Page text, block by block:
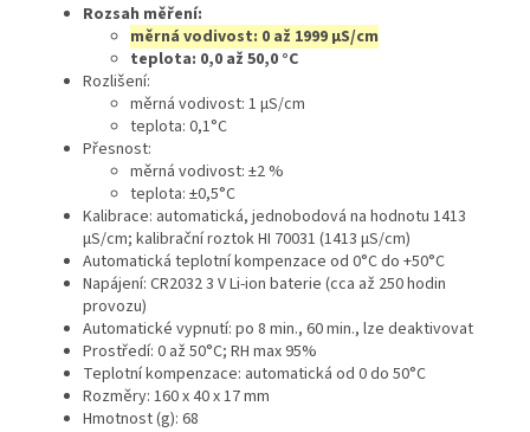
Rozsah měření:
měrná vodivost: 0 až 1999 µS/cm
teplota: 0,0 až 50,0 °C
Rozlišení:
měrná vodivost: 1 µS/cm
teplota: 0,1°C
Přesnost:
měrná vodivost: ±2 %
teplota: ±0,5°C
Kalibrace: automatická, jednobodová na hodnotu 1413
µS/cm; kalibrační roztok HI 70031 (1413 µS/cm)
Automatická teplotní kompenzace od 0°C do +50°C
Napájení: CR2032 3 V Li-ion baterie (cca až 250 hodin
provozu)
Automatické vypnutí: po 8 min., 60 min., lze deaktivovat
Prostředí: 0 až 50°C; RH max 95%
Teplotní kompenzace: automatická od 0 do 50°C
Rozměry: 160 x 40 x 17 mm
Hmotnost (g): 68